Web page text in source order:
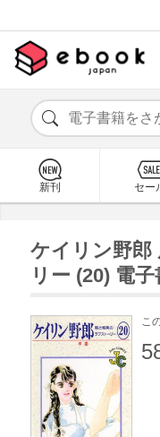
新刊 セー
ケイリン野郎
リー (20) 電
こ